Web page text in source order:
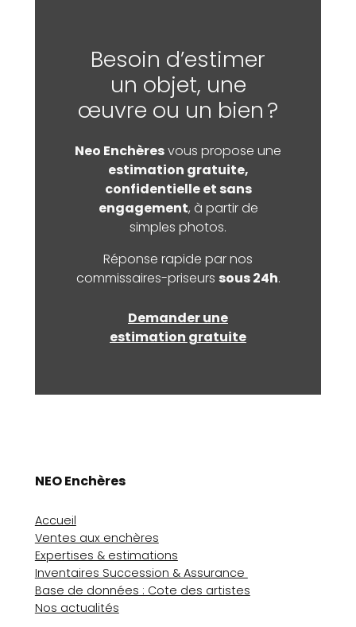
Besoin d’estimer
un objet, une
œuvre ou un bien ?
Neo Enchèresvous propose une
estimation gratuite,
confidentielle et sans
engagement, à partir de
simples photos.
Réponse rapide par nos
commissaires-priseurs sous 24h.
Demander une
estimation gratuite
NEO Enchères
Accueil
Ventes aux enchères
Expertises & estimations
Inventaires Succession & Assurance
Base de données : Cote des artistes
Nos actualités